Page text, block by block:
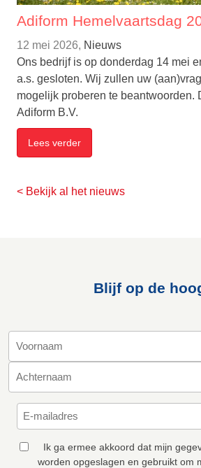
Adiform Hemelvaartsdag
12 mei 2026, Nieuws
Ons bedrijf is op donderdag 14 mei
a.s. gesloten. Wij zullen uw
mogelijk proberen te beantwoorden.
Adiform B.V.
Lees verder
< Bekijk al het nieuws
Blijf op de
Ik ga ermee akkoord dat mijn
worden opgeslagen en gebruikt om